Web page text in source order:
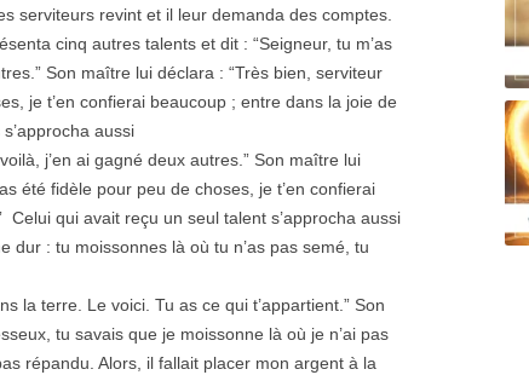
serviteurs revint et il leur demanda des comptes.
cinq autres talents et dit : “Seigneur, tu m’as
Son maître lui déclara : “Très bien, serviteur
je t’en confierai beaucoup ; entre dans la joie de
aussi
j’en ai gagné deux autres.” Son maître lui
été fidèle pour peu de choses, je t’en confierai
qui avait reçu un seul talent s’approcha aussi
dur : tu moissonnes là où tu n’as pas semé, tu
la terre. Le voici. Tu as ce qui t’appartient.” Son
tu savais que je moissonne là où je n’ai pas
répandu. Alors, il fallait placer mon argent à la